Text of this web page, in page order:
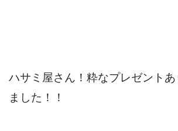
ハサミ屋さん！粋なプレゼント
ました！！